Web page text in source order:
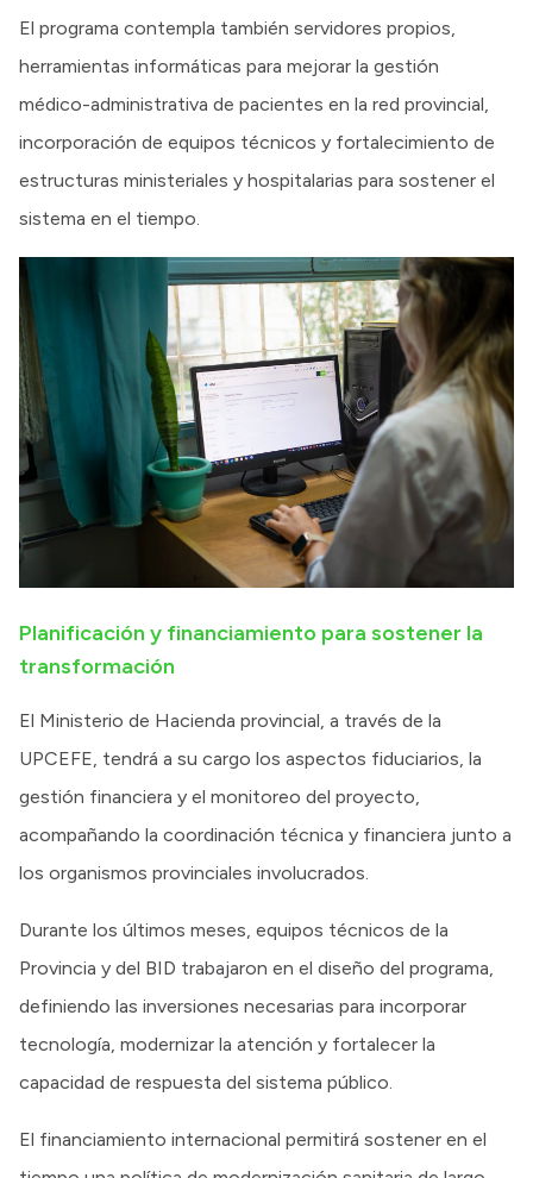
El programa contempla también servidores propios,
herramientas informáticas para mejorar la gestión
médico-administrativa de pacientes en la red provincial,
incorporación de equipos técnicos y fortalecimiento de
estructuras ministeriales y hospitalarias para sostener el
sistema en el tiempo.
Planificación y financiamiento para sostener la
transformación
El Ministerio de Hacienda provincial, a través de la
UPCEFE, tendrá a su cargo los aspectos fiduciarios, la
gestión financiera y el monitoreo del proyecto,
acompañando la coordinación técnica y financiera junto a
los organismos provinciales involucrados.
Durante los últimos meses, equipos técnicos de la
Provincia y del BID trabajaron en el diseño del programa,
definiendo las inversiones necesarias para incorporar
tecnología, modernizar la atención y fortalecer la
capacidad de respuesta del sistema público.
El financiamiento internacional permitirá sostener en el